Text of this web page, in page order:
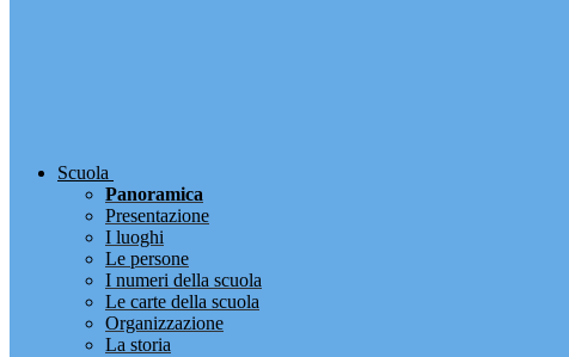
Scuola
Panoramica
Presentazione
I luoghi
Le persone
I numeri della scuola
Le carte della scuola
Organizzazione
La storia